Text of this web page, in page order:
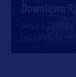
Downtown
Situé à l’Est